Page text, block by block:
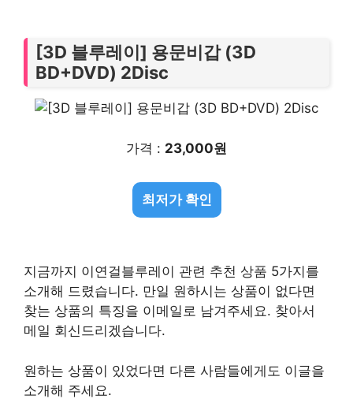
[3D 블루레이] 용문비갑 (3D
BD+DVD) 2Disc
가격 : 23,000원
최저가 확인
지금까지 이연걸블루레이 관련 추천 상품 5가지를
소개해 드렸습니다. 만일 원하시는 상품이 없다면
찾는 상품의 특징을 이메일로 남겨주세요. 찾아서
메일 회신드리겠습니다.
원하는 상품이 있었다면 다른 사람들에게도 이글을
소개해 주세요.